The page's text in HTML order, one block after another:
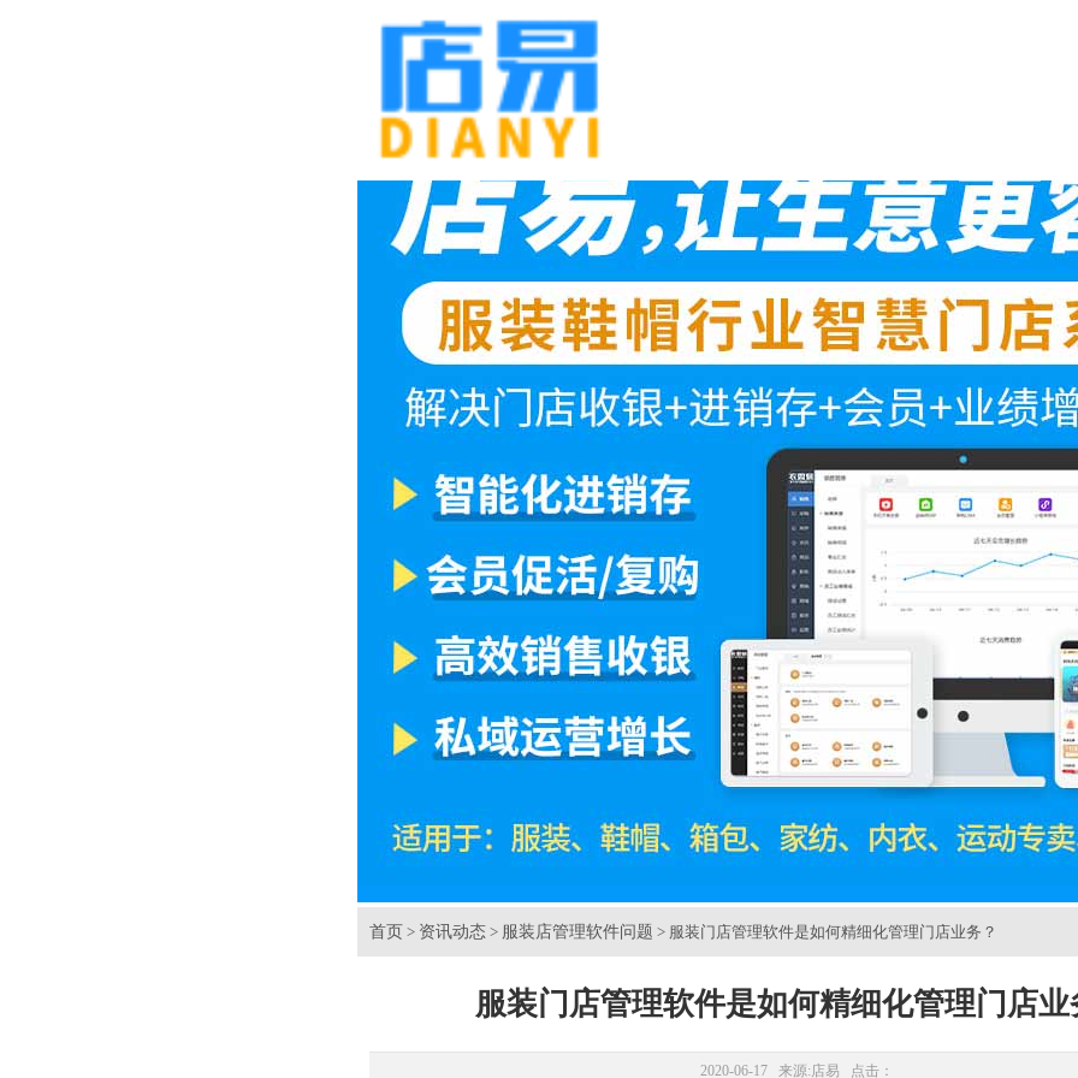
首页 > 资讯动态 > 服装店管理软件问题 > 服装门店管理软件是如何精细化管理门店业务？
服装门店管理软件是如何精细化管理门店业
2020-06-17 来源:店易 点击：